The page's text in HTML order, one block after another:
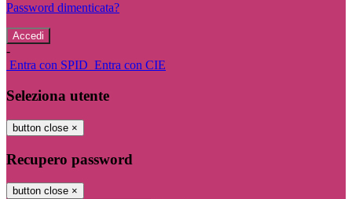
Password dimenticata?
-
Entra con SPID Entra con CIE
Seleziona utente
button close ×
Recupero password
button close ×